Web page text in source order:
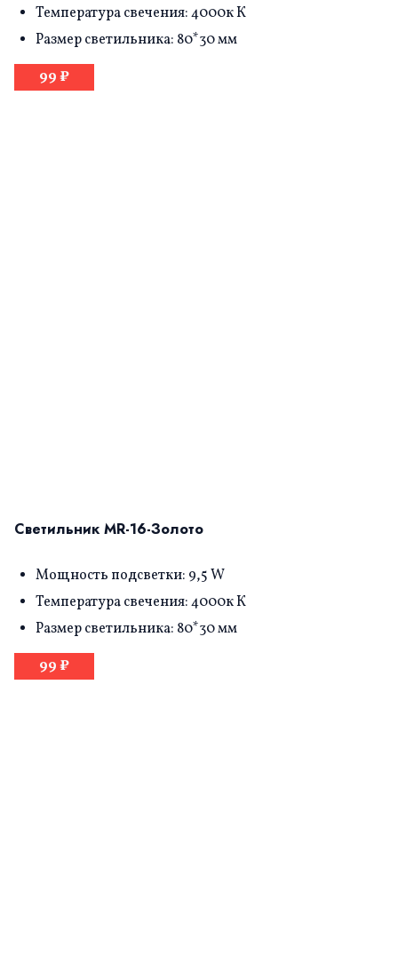
Температура свечения: 4000к К
Размер светильника: 80*30 мм
99 ₽
Светильник MR-16-Золото
Мощность подсветки: 9,5 W
Температура свечения: 4000к К
Размер светильника: 80*30 мм
99 ₽